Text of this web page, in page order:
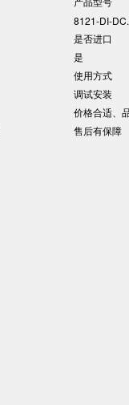
8121-DI-
是否进口
是
使用方式
调试安装
价格合适、
售后有保障